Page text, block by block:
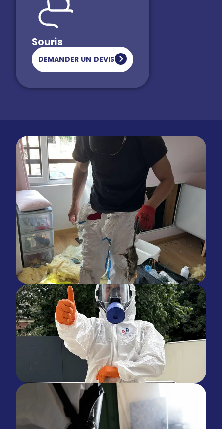
Souris
DEMANDER UN DEVIS